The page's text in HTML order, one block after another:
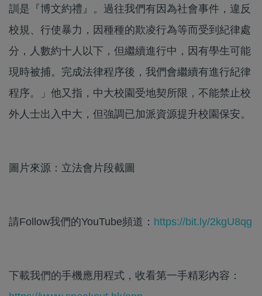
訓是『博文約禮』。過往我們有因為社會事件，違反
校規、行使暴力，因種種的欺凌行為等而受到紀律處
分，人數約十人以下，但繼續進行中，因有學生可能
現時被捕。完成法律程序後，我們會繼續有進行紀律
程序。」他又指，中大校園受地契所限，不能禁止校
外人士出入中大，但強調已加派資源提升校園保安。
圖片來源：立法會片段截圖
請Follow我們的YouTube頻道： https://bit.ly/2kgU8qg
下載我們的手機應用程式，收看第一手精彩內容：